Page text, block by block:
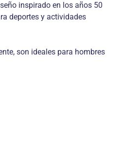
inspirado en los años 50
deportes y actividades
son ideales para hombres